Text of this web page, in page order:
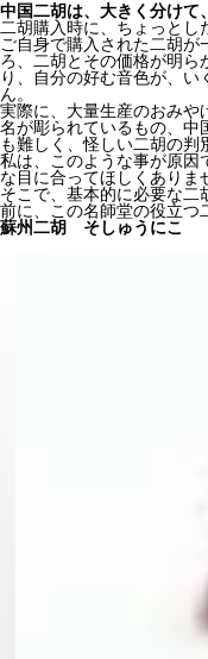
中国二胡は、大きく分けて
二胡購入時に、ちょっと
ご自身で購入された二胡
ろ、二胡とその価格が明
り、自分の好む音色が、
ん。
実際に、大量生産のおみや
名が彫られているもの、中
も難しく、怪しい二胡の判
私は、このような事が原因
な目に合ってほしくありま
そこで、基本的に必要な
前に、この名師堂の役立つ
蘇州二胡 そしゅうにこ